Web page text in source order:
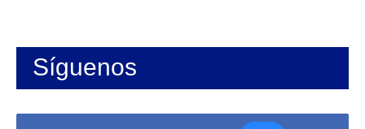
Síguenos